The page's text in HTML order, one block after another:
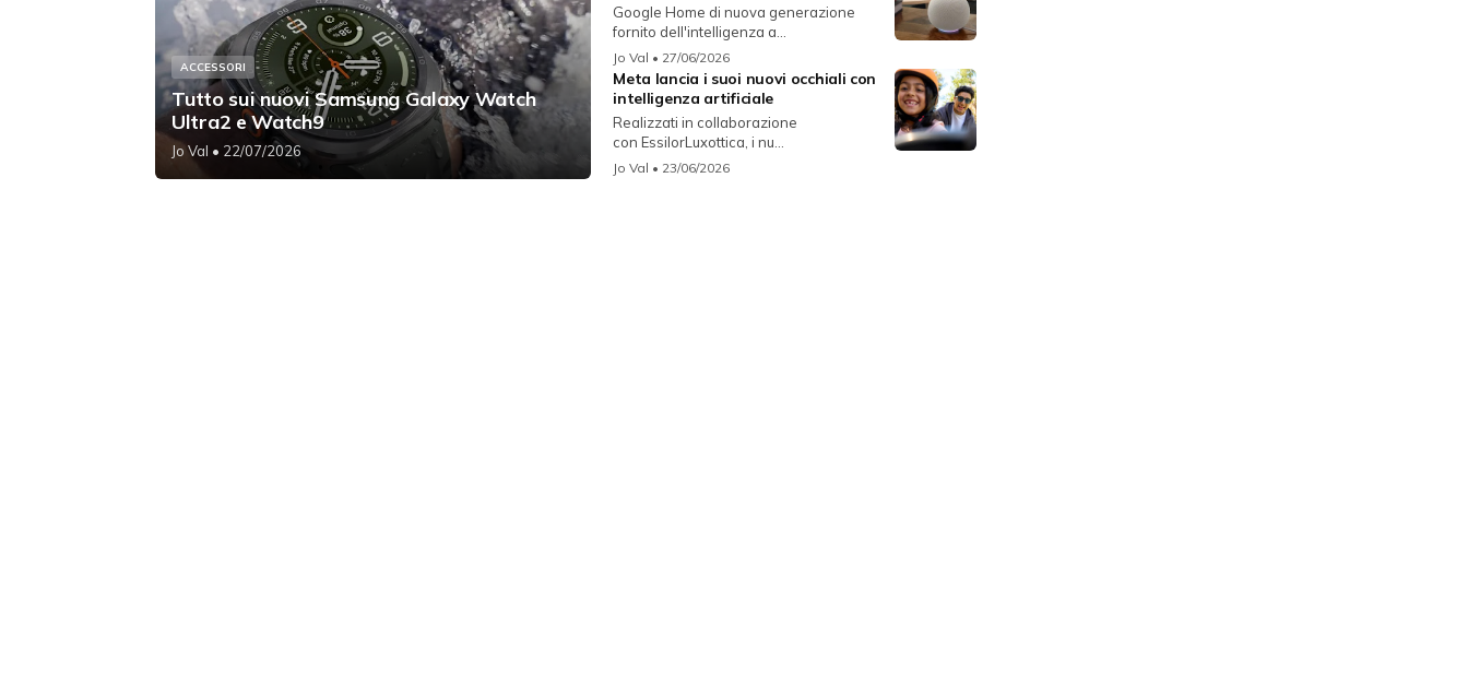
ACCESSORI
Tutto sui nuovi Samsung Galaxy Watch
Ultra2 e Watch9
Jo Val • 22/07/2026
Google Home di nuova generazione
fornito dell'intelligenza a...
Jo Val • 27/06/2026
Meta lancia i suoi nuovi occhiali con
intelligenza artificiale
Realizzati in collaborazione
con EssilorLuxottica, i nu...
Jo Val • 23/06/2026